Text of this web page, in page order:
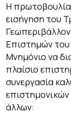
Η
εισήγηση του
Επιστημών
Μνημόνιο να
πλαίσιο
συνεργασία
άλλων: